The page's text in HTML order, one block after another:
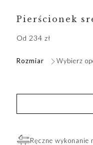
Pierścionek
Od 234 zł
Rozmiar Wybierz
Ręczne wykonanie